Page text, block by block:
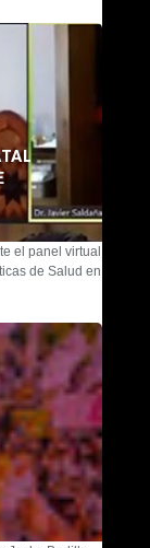
el panel virtual
de Salud en